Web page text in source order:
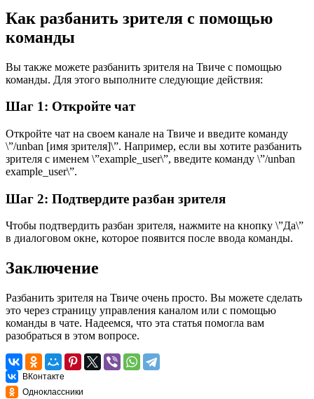
Как разбанить зрителя с помощью
команды
Вы также можете разбанить зрителя на Твиче с помощью
команды. Для этого выполните следующие действия:
Шаг 1: Откройте чат
Откройте чат на своем канале на Твиче и введите команду
\”/unban [имя зрителя]\”. Например, если вы хотите разбанить
зрителя с именем \”example_user\”, введите команду \”/unban
example_user\”.
Шаг 2: Подтвердите разбан зрителя
Чтобы подтвердить разбан зрителя, нажмите на кнопку \”Да\”
в диалоговом окне, которое появится после ввода команды.
Заключение
Разбанить зрителя на Твиче очень просто. Вы можете сделать
это через страницу управления каналом или с помощью
команды в чате. Надеемся, что эта статья помогла вам
разобраться в этом вопросе.
ВКонтакте
Одноклассники